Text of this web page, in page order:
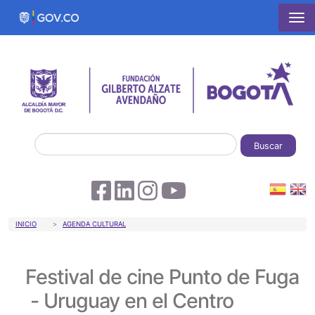
Pasar al contenido principal
Buscar
Sobrescribir enlaces de ayuda a la
INICIO AGENDA CULTURAL
Festival de cine Punto de Fuga
- Uruguay en el Centro